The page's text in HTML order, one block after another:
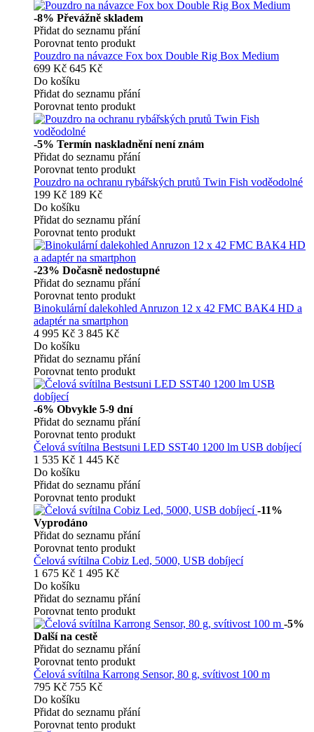
-8% Převážně skladem
Přidat do seznamu přání
Porovnat tento produkt
Pouzdro na návazce Fox box Double Rig Box Medium
699 Kč 645 Kč
Do košíku
Přidat do seznamu přání
Porovnat tento produkt
-5% Termín naskladnění není znám
Přidat do seznamu přání
Porovnat tento produkt
Pouzdro na ochranu rybářských prutů Twin Fish voděodolné
199 Kč 189 Kč
Do košíku
Přidat do seznamu přání
Porovnat tento produkt
-23% Dočasně nedostupné
Přidat do seznamu přání
Porovnat tento produkt
Binokulární dalekohled Anruzon 12 x 42 FMC BAK4 HD a
adaptér na smartphon
4 995 Kč 3 845 Kč
Do košíku
Přidat do seznamu přání
Porovnat tento produkt
-6% Obvykle 5-9 dní
Přidat do seznamu přání
Porovnat tento produkt
Čelová svítilna Bestsuni LED SST40 1200 lm USB dobíjecí
1 535 Kč 1 445 Kč
Do košíku
Přidat do seznamu přání
Porovnat tento produkt
-11%
Vyprodáno
Přidat do seznamu přání
Porovnat tento produkt
Čelová svítilna Cobiz Led, 5000, USB dobíjecí
1 675 Kč 1 495 Kč
Do košíku
Přidat do seznamu přání
Porovnat tento produkt
-5%
Další na cestě
Přidat do seznamu přání
Porovnat tento produkt
Čelová svítilna Karrong Sensor, 80 g, svítivost 100 m
795 Kč 755 Kč
Do košíku
Přidat do seznamu přání
Porovnat tento produkt